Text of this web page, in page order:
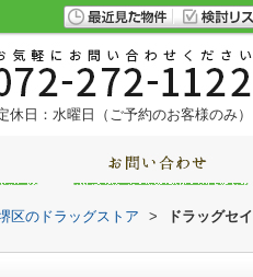
休日：水曜日（ご予約のお客様のみ）
区のドラッグストア >
ドラッグセイ